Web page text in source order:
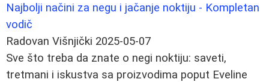
Najbolji načini za negu i jačanje noktiju - Kompletan
vodič
Radovan Višnjički 2025-05-07
Sve što treba da znate o negi noktiju: saveti,
tretmani i iskustva sa proizvodima poput Eveline